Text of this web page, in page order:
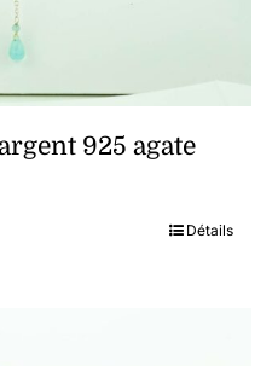
925 agate
Détails